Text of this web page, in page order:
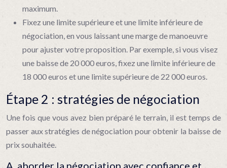
maximum.
Fixez une limite supérieure et une limite inférieure de
négociation, en vous laissant une marge de manoeuvre
pour ajuster votre proposition. Par exemple, si vous visez
une baisse de 20 000 euros, fixez une limite inférieure de
18 000 euros et une limite supérieure de 22 000 euros.
Étape 2 : stratégies de négociation
Une fois que vous avez bien préparé le terrain, il est temps de
passer aux stratégies de négociation pour obtenir la baisse de
prix souhaitée.
A. aborder la négociation avec confiance et